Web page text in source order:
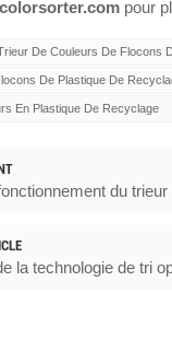
pour
De Couleurs De Flocons
De Plastique De
En Plastique De Recyclage
du
la technologie de tri